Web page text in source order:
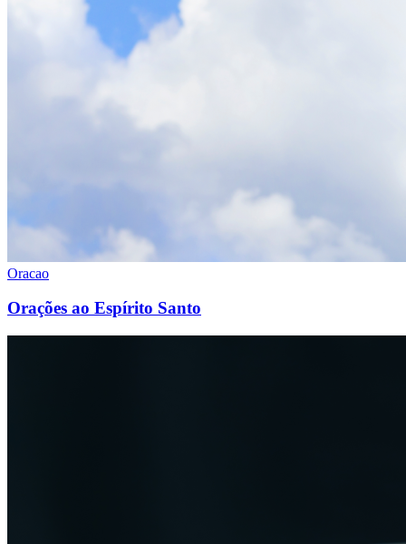
Oracao
Orações ao Espírito Santo